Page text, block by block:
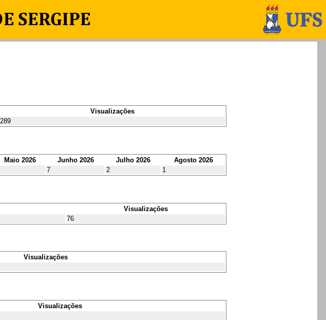
Visualizações
289
Maio 2026 Junho 2026 Julho 2026
Agosto 2026
7 2 1
Visualizações
76
Visualizações
Visualizações